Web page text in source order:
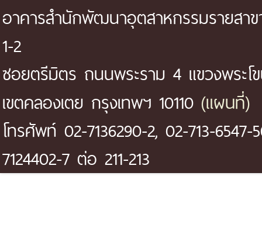
อาคารสำนักพัฒนาอุตสาหกรรมรายสา
1-2
ซอยตรีมิตร ถนนพระราม 4 แขวงพระโ
เขตคลองเตย กรุงเทพฯ 10110 (แผนที่)
โทรศัพท์ 02-7136290-2, 02-713-6547-
7124402-7 ต่อ 211-213